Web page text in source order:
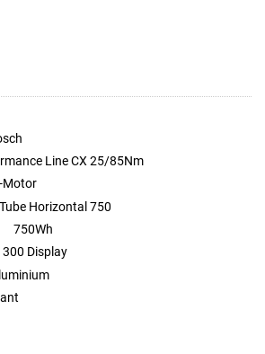
Line CX 25/85Nm
Motor
Horizontal 750
750Wh
Display